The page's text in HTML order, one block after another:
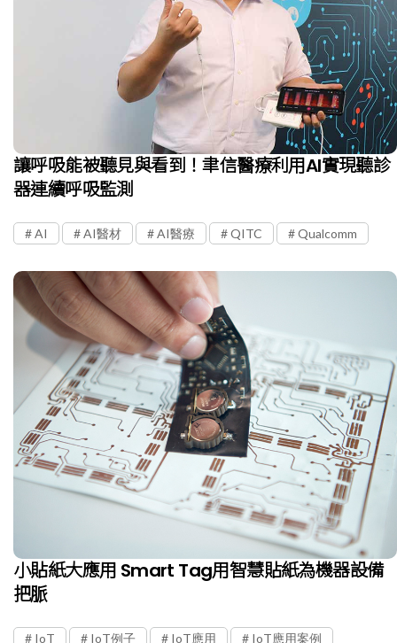
讓呼吸能被聽見與看到！聿信醫療利用AI實現聽診
器連續呼吸監測
AI AI醫材 AI醫療 QITC Qualcomm
小貼紙大應用 Smart Tag用智慧貼紙為機器設備
把脈
IoT IoT例子 IoT應用
IoT應用案例